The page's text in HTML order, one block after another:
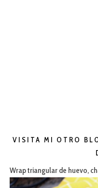
VISITA MI OTRO
Wrap triangular de huevo,